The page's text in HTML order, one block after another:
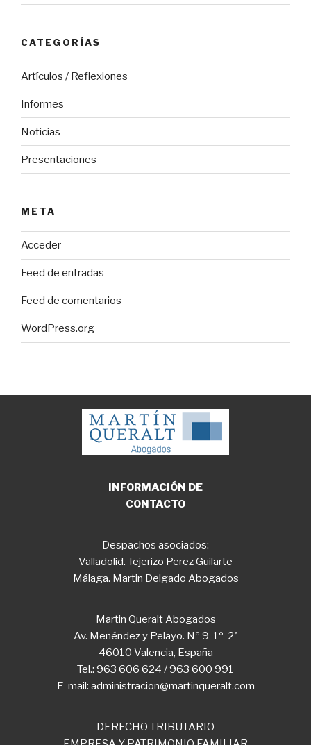
CATEGORÍAS
Artículos / Reflexiones
Informes
Noticias
Presentaciones
META
Acceder
Feed de entradas
Feed de comentarios
WordPress.org
INFORMACIÓN DE
CONTACTO
Despachos asociados:
Valladolid. Tejerizo Perez Guilarte
Málaga. Martin Delgado Abogados
Martin Queralt Abogados
Av. Menéndez y Pelayo. Nº 9-1º-2ª
46010 Valencia, España
Tel.: 963 606 624 / 963 600 991
E-mail: administracion@martinqueralt.com
DERECHO TRIBUTARIO